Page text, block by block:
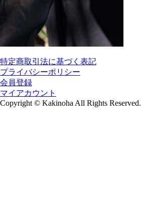
特定商取引法に基づく表記
プライバシーポリシー
会員登録
マイアカウント
Copyright © Kakinoha All Rights Reserved.